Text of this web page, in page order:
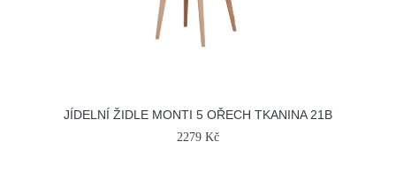
JÍDELNÍ ŽIDLE MONTI 5 OŘECH TKANINA 21B
2279 Kč